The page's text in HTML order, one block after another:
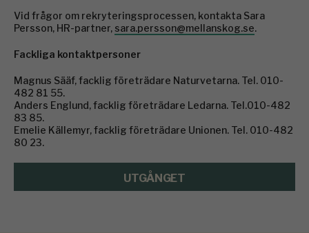
Vid frågor om rekryteringsprocessen, kontakta Sara
Persson, HR-partner,sara.persson@mellanskog.se.
Fackliga kontaktpersoner
Magnus Sääf, facklig företrädare Naturvetarna. Tel. 010-
482 81 55.
Anders Englund, facklig företrädare Ledarna. Tel.010-482
83 85.
Emelie Källemyr, facklig företrädare Unionen. Tel. 010-482
80 23.
UTGÅNGET